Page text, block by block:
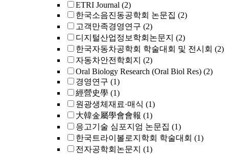
ETRI Journal (2)
한국소음진동공학회 논문집 (2)
고객만족경영연구 (2)
디지털산업정보학회논문지 (2)
한국자동차공학회 학술대회 및 전시회 (2)
자동차안전학회지 (2)
Oral Biology Research (Oral Biol Res) (2)
경영연구 (1)
經營史學 (1)
원광생체재료·매식 (1)
大韓金屬學會會報 (1)
응고기술 심포지엄 논문집 (1)
한국트라이볼로지학회 학술대회 (1)
전자공학회논문지 (1)